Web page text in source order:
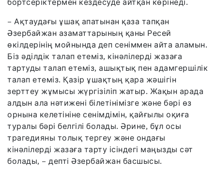
бортсеріктермен кездесуде айтқан көрінеді.
– Ақтаудағы ұшақ апатынан қаза тапқан
Әзербайжан азаматтарының қаны Ресей
өкілдерінің мойнында деп сеніммен айта аламын.
Біз әділдік талап етеміз, кінәлілерді жазаға
тартуды талап етеміз, ашықтық пен адамгершілік
талап етеміз. Қазір ұшақтың қара жәшігін
зерттеу жұмысы жүргізіліп жатыр. Жақын арада
алдын ала нәтижені білетінімізге және бәрі өз
орнына келетініне сенімдімін, қайғылы оқиға
туралы бәрі белгілі болады. Әрине, бұл осы
трагедияны толық тергеу және ондағы
кінәлілерді жазаға тарту ісіндегі маңызды сәт
болады, – депті Әзербайжан басшысы.